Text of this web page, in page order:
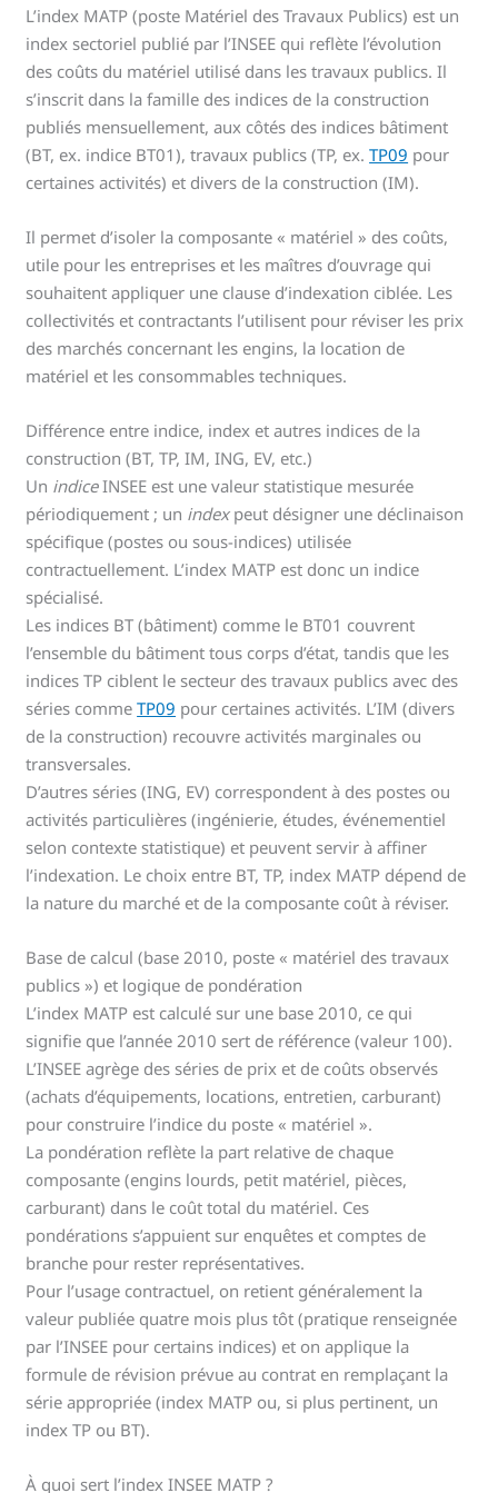
L’index MATP (poste Matériel des Travaux Publics) est un
index sectoriel publié par l’INSEE qui reflète l’évolution
des coûts du matériel utilisé dans les travaux publics. Il
s’inscrit dans la famille des indices de la construction
publiés mensuellement, aux côtés des indices bâtiment
(BT, ex. indice BT01), travaux publics (TP, ex.TP09 pour
certaines activités) et divers de la construction (IM).
Il permet d’isoler la composante « matériel » des coûts,
utile pour les entreprises et les maîtres d’ouvrage qui
souhaitent appliquer une clause d’indexation ciblée. Les
collectivités et contractants l’utilisent pour réviser les prix
des marchés concernant les engins, la location de
matériel et les consommables techniques.
Différence entre indice, index et autres indices de la
construction (BT, TP, IM, ING, EV, etc.)
Un indiceINSEE est une valeur statistique mesurée
périodiquement ; un indexpeut désigner une déclinaison
spécifique (postes ou sous-indices) utilisée
contractuellement. L’index MATP est donc un indice
spécialisé.
Les indices BT (bâtiment) comme le BT01 couvrent
l’ensemble du bâtiment tous corps d’état, tandis que les
indices TP ciblent le secteur des travaux publics avec des
séries commeTP09 pour certaines activités. L’IM (divers
de la construction) recouvre activités marginales ou
transversales.
D’autres séries (ING, EV) correspondent à des postes ou
activités particulières (ingénierie, études, événementiel
selon contexte statistique) et peuvent servir à affiner
l’indexation. Le choix entre BT, TP, index MATP dépend de
la nature du marché et de la composante coût à réviser.
Base de calcul (base 2010, poste « matériel des travaux
publics ») et logique de pondération
L’index MATP est calculé sur une base 2010, ce qui
signifie que l’année 2010 sert de référence (valeur 100).
L’INSEE agrège des séries de prix et de coûts observés
(achats d’équipements, locations, entretien, carburant)
pour construire l’indice du poste « matériel ».
La pondération reflète la part relative de chaque
composante (engins lourds, petit matériel, pièces,
carburant) dans le coût total du matériel. Ces
pondérations s’appuient sur enquêtes et comptes de
branche pour rester représentatives.
Pour l’usage contractuel, on retient généralement la
valeur publiée quatre mois plus tôt (pratique renseignée
par l’INSEE pour certains indices) et on applique la
formule de révision prévue au contrat en remplaçant la
série appropriée (index MATP ou, si plus pertinent, un
index TP ou BT).
À quoi sert l’index INSEE MATP ?